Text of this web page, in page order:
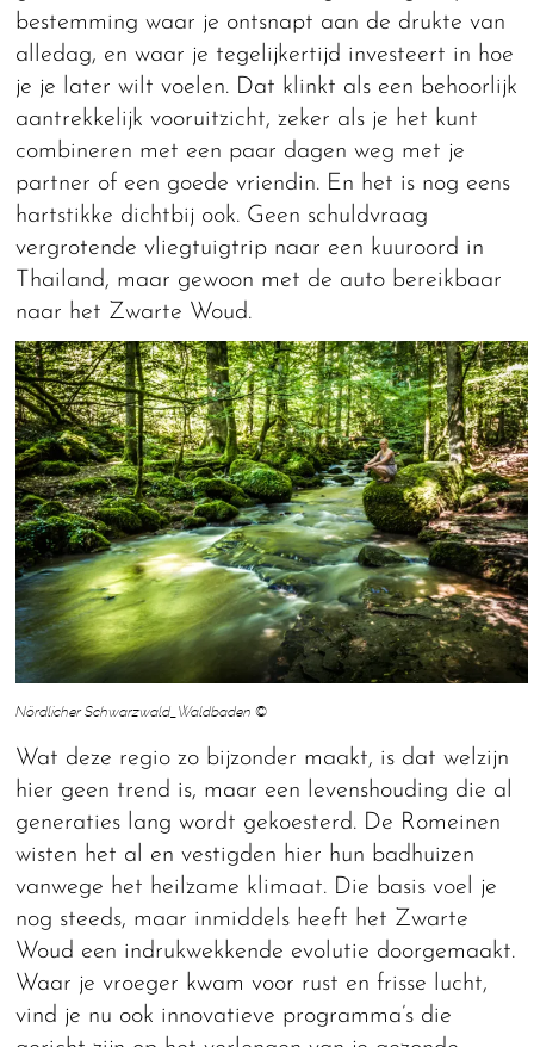
bestemming waar je ontsnapt aan de drukte van
alledag, en waar je tegelijkertijd investeert in hoe
je je later wilt voelen. Dat klinkt als een behoorlijk
aantrekkelijk vooruitzicht, zeker als je het kunt
combineren met een paar dagen weg met je
partner of een goede vriendin. En het is nog eens
hartstikke dichtbij ook. Geen schuldvraag
vergrotende vliegtuigtrip naar een kuuroord in
Thailand, maar gewoon met de auto bereikbaar
naar het Zwarte Woud.
Nördlicher Schwarzwald_Waldbaden ©
Wat deze regio zo bijzonder maakt, is dat welzijn
hier geen trend is, maar een levenshouding die al
generaties lang wordt gekoesterd. De Romeinen
wisten het al en vestigden hier hun badhuizen
vanwege het heilzame klimaat. Die basis voel je
nog steeds, maar inmiddels heeft het Zwarte
Woud een indrukwekkende evolutie doorgemaakt.
Waar je vroeger kwam voor rust en frisse lucht,
vind je nu ook innovatieve programma’s die